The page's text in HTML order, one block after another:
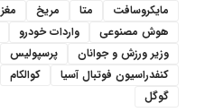
مایکروسافت
متا مریخ مغز
هوش مصنوعی
واردات خودرو
وزیر ورزش و جوانان
پرسپولیس
کنفدراسیون فوتبال آسیا
کوالکام
گوگل